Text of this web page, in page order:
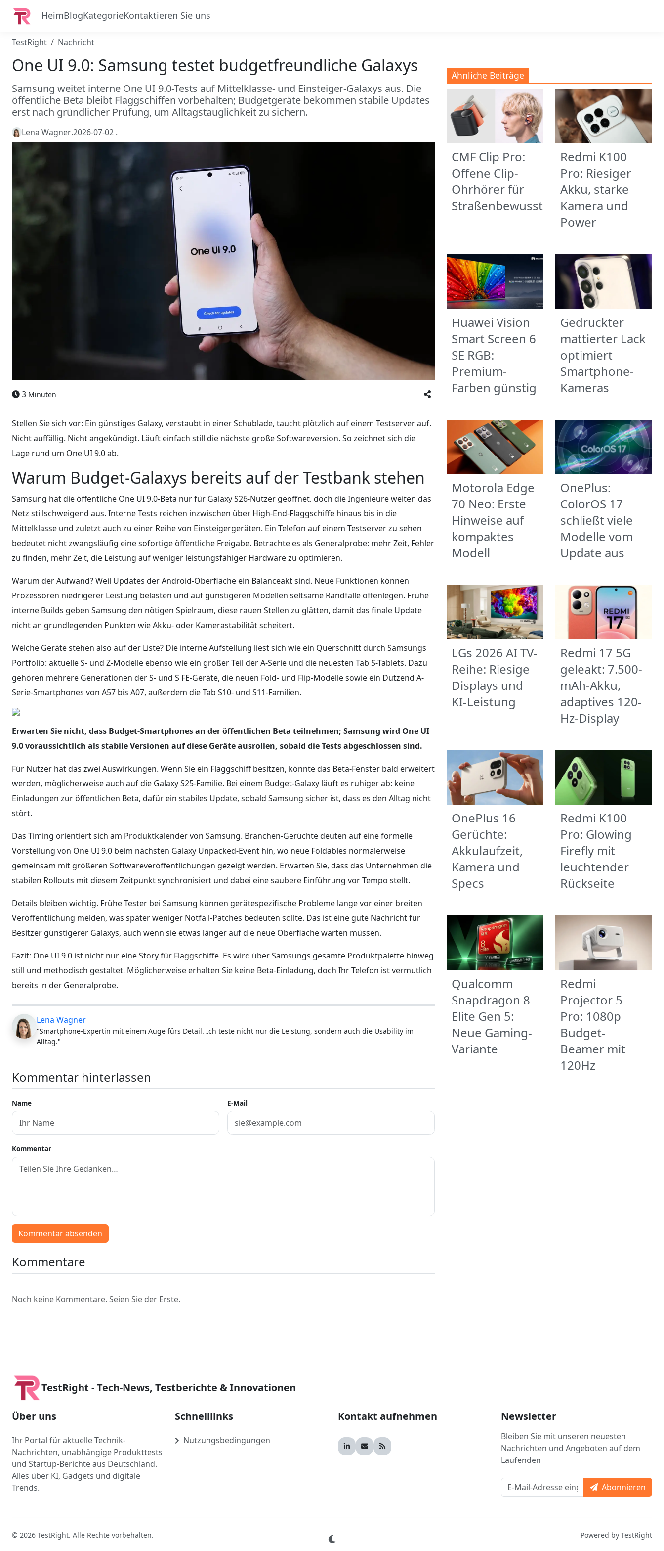
HeimBlogKategorieKontaktieren Sie uns
TestRight Nachricht
One UI 9.0: Samsung testet budgetfreundliche Galaxys
Samsung weitet interne One UI 9.0-Tests auf Mittelklasse- und Einsteiger-Galaxys aus. Die
öffentliche Beta bleibt Flaggschiffen vorbehalten; Budgetgeräte bekommen stabile Updates
erst nach gründlicher Prüfung, um Alltagstauglichkeit zu sichern.
Lena Wagner.2026-07-02 .
3 Minuten
Stellen Sie sich vor: Ein günstiges Galaxy, verstaubt in einer Schublade, taucht plötzlich auf einem Testserver auf.
Nicht auffällig. Nicht angekündigt. Läuft einfach still die nächste große Softwareversion. So zeichnet sich die
Lage rund um One UI 9.0 ab.
Warum Budget-Galaxys bereits auf der Testbank stehen
Samsung hat die öffentliche One UI 9.0-Beta nur für Galaxy S26-Nutzer geöffnet, doch die Ingenieure weiten das
Netz stillschweigend aus. Interne Tests reichen inzwischen über High-End-Flaggschiffe hinaus bis in die
Mittelklasse und zuletzt auch zu einer Reihe von Einsteigergeräten. Ein Telefon auf einem Testserver zu sehen
bedeutet nicht zwangsläufig eine sofortige öffentliche Freigabe. Betrachte es als Generalprobe: mehr Zeit, Fehler
zu finden, mehr Zeit, die Leistung auf weniger leistungsfähiger Hardware zu optimieren.
Warum der Aufwand? Weil Updates der Android-Oberfläche ein Balanceakt sind. Neue Funktionen können
Prozessoren niedrigerer Leistung belasten und auf günstigeren Modellen seltsame Randfälle offenlegen. Frühe
interne Builds geben Samsung den nötigen Spielraum, diese rauen Stellen zu glätten, damit das finale Update
nicht an grundlegenden Punkten wie Akku- oder Kamerastabilität scheitert.
Welche Geräte stehen also auf der Liste? Die interne Aufstellung liest sich wie ein Querschnitt durch Samsungs
Portfolio: aktuelle S- und Z-Modelle ebenso wie ein großer Teil der A-Serie und die neuesten Tab S-Tablets. Dazu
gehören mehrere Generationen der S- und S FE-Geräte, die neuen Fold- und Flip-Modelle sowie ein Dutzend A-
Serie-Smartphones von A57 bis A07, außerdem die Tab S10- und S11-Familien.
Erwarten Sie nicht, dass Budget-Smartphones an der öffentlichen Beta teilnehmen; Samsung wird One UI
9.0 voraussichtlich als stabile Versionen auf diese Geräte ausrollen, sobald die Tests abgeschlossen sind.
Für Nutzer hat das zwei Auswirkungen. Wenn Sie ein Flaggschiff besitzen, könnte das Beta-Fenster bald erweitert
werden, möglicherweise auch auf die Galaxy S25-Familie. Bei einem Budget-Galaxy läuft es ruhiger ab: keine
Einladungen zur öffentlichen Beta, dafür ein stabiles Update, sobald Samsung sicher ist, dass es den Alltag nicht
stört.
Das Timing orientiert sich am Produktkalender von Samsung. Branchen-Gerüchte deuten auf eine formelle
Vorstellung von One UI 9.0 beim nächsten Galaxy Unpacked-Event hin, wo neue Foldables normalerweise
gemeinsam mit größeren Softwareveröffentlichungen gezeigt werden. Erwarten Sie, dass das Unternehmen die
stabilen Rollouts mit diesem Zeitpunkt synchronisiert und dabei eine saubere Einführung vor Tempo stellt.
Details bleiben wichtig. Frühe Tester bei Samsung können gerätespezifische Probleme lange vor einer breiten
Veröffentlichung melden, was später weniger Notfall-Patches bedeuten sollte. Das ist eine gute Nachricht für
Besitzer günstigerer Galaxys, auch wenn sie etwas länger auf die neue Oberfläche warten müssen.
Fazit: One UI 9.0 ist nicht nur eine Story für Flaggschiffe. Es wird über Samsungs gesamte Produktpalette hinweg
still und methodisch gestaltet. Möglicherweise erhalten Sie keine Beta-Einladung, doch Ihr Telefon ist vermutlich
bereits in der Generalprobe.
Lena Wagner
"Smartphone-Expertin mit einem Auge fürs Detail. Ich teste nicht nur die Leistung, sondern auch die Usability im
Alltag."
Kommentar hinterlassen
Name E-Mail
Kommentar
Kommentar absenden
Kommentare
Noch keine Kommentare. Seien Sie der Erste.
Ähnliche Beiträge
CMF Clip Pro:
Offene Clip-
Ohrhörer für
Straßenbewusstsein
Redmi K100
Pro: Riesiger
Akku, starke
Kamera und
Power
Huawei Vision
Smart Screen 6
SE RGB:
Premium-
Farben günstig
Gedruckter
mattierter Lack
optimiert
Smartphone-
Kameras
Motorola Edge
70 Neo: Erste
Hinweise auf
kompaktes
Modell
OnePlus:
ColorOS 17
schließt viele
Modelle vom
Update aus
LGs 2026 AI TV-
Reihe: Riesige
Displays und
KI-Leistung
Redmi 17 5G
geleakt: 7.500-
mAh-Akku,
adaptives 120-
Hz-Display
OnePlus 16
Gerüchte:
Akkulaufzeit,
Kamera und
Specs
Redmi K100
Pro: Glowing
Firefly mit
leuchtender
Rückseite
Qualcomm
Snapdragon 8
Elite Gen 5:
Neue Gaming-
Variante
Redmi
Projector 5
Pro: 1080p
Budget-
Beamer mit
120Hz
TestRight - Tech-News, Testberichte & Innovationen
Über uns
Ihr Portal für aktuelle Technik-
Nachrichten, unabhängige Produkttests
und Startup-Berichte aus Deutschland.
Alles über KI, Gadgets und digitale
Trends.
Schnelllinks
Nutzungsbedingungen
Kontakt aufnehmen Newsletter
Bleiben Sie mit unseren neuesten
Nachrichten und Angeboten auf dem
Laufenden
Abonnieren
© 2026 TestRight. Alle Rechte vorbehalten. Powered by TestRight